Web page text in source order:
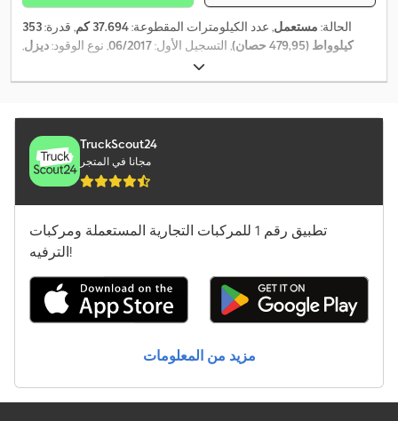
الحالة: مستعمل, عدد الكيلومترات المقطوعة:37.694 كم , قدرة:353
كيلوواط (479,95 حصان)
, التسجيل الأول:06/2017 , نوع الوقود:ديزل
, تكوين المحور:
التروس:ميكانيكي, العرض الكلي:2.550 مم , الارتفاع الكلي:3.725 مم
,
TruckScout24
مجانا في المتجر
تطبيق رقم 1 للمركبات التجارية المستعملة ومركبات
الترفيه!
مزيد من المعلومات